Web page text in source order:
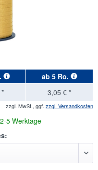
ab 5 Ro.
3,05 € *
zzgl. MwSt., ggf. zzgl. Versandkosten
5 Werktage